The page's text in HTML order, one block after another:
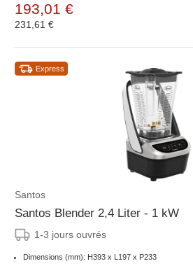
193,01 €
231,61 €
Express
Santos
Santos Blender 2,4 Liter - 1 kW
1-3 jours ouvrés
Dimensions (mm): H393 x L197 x P233